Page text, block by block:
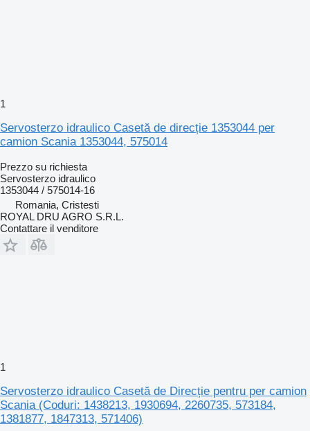
1
Servosterzo idraulico Casetă de direcție 1353044 per
camion Scania 1353044, 575014
Prezzo su richiesta
Servosterzo idraulico
1353044 / 575014-16
Romania, Cristesti
ROYAL DRU AGRO S.R.L.
Contattare il venditore
1
Servosterzo idraulico Casetă de Direcție pentru per camion
Scania (Coduri: 1438213, 1930694, 2260735, 573184,
1381877, 1847313, 571406)